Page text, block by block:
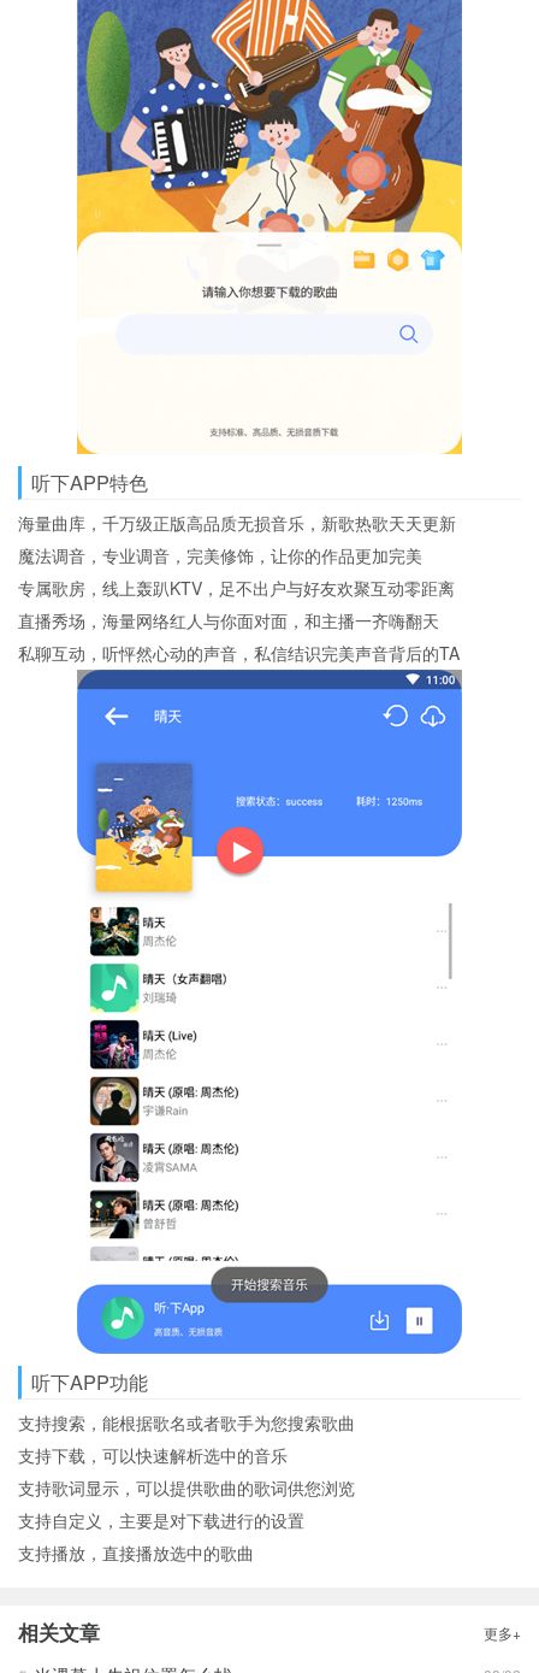
听下APP特色
海量曲库，千万级正版高品质无损音乐，新歌热歌天天更新
魔法调音，专业调音，完美修饰，让你的作品更加完美
专属歌房，线上轰趴KTV，足不出户与好友欢聚互动零距离
直播秀场，海量网络红人与你面对面，和主播一齐嗨翻天
私聊互动，听怦然心动的声音，私信结识完美声音背后的TA
听下APP功能
支持搜索，能根据歌名或者歌手为您搜索歌曲
支持下载，可以快速解析选中的音乐
支持歌词显示，可以提供歌曲的歌词供您浏览
支持自定义，主要是对下载进行的设置
支持播放，直接播放选中的歌曲
相关文章 更多+